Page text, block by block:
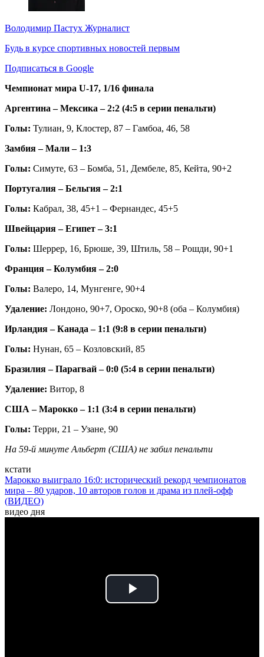
Володимир Пастух Журналист
Будь в курсе спортивных новостей первым
Подписаться в Google
Чемпионат мира U-17, 1/16 финала
Аргентина – Мексика – 2:2 (4:5 в серии пенальти)
Голы: Тулиан, 9, Клостер, 87 – Гамбоа, 46, 58
Замбия – Мали – 1:3
Голы: Симуте, 63 – Бомба, 51, Дембеле, 85, Кейта, 90+2
Португалия – Бельгия – 2:1
Голы: Кабрал, 38, 45+1 – Фернандес, 45+5
Швейцария – Египет – 3:1
Голы: Шеррер, 16, Брюше, 39, Штиль, 58 – Рошди, 90+1
Франция – Колумбия – 2:0
Голы: Валеро, 14, Мунгенге, 90+4
Удаление: Лондоно, 90+7, Ороско, 90+8 (оба – Колумбия)
Ирландия – Канада – 1:1 (9:8 в серии пенальти)
Голы: Нунан, 65 – Козловский, 85
Бразилия – Парагвай – 0:0 (5:4 в серии пенальти)
Удаление: Витор, 8
США – Марокко – 1:1 (3:4 в серии пенальти)
Голы: Терри, 21 – Узане, 90
На 59-й минуте Альберт (США) не забил пенальти
кстати
Марокко выиграло 16:0: исторический рекорд чемпионатов
мира – 80 ударов, 10 авторов голов и драма из плей-офф
(ВИДЕО)
видео дня
Play